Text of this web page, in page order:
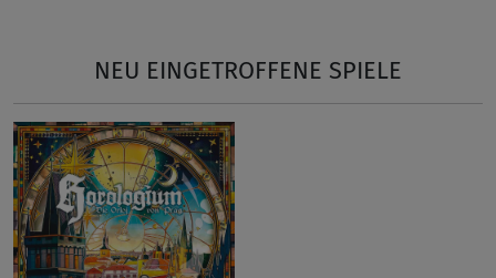
NEU EINGETROFFENE SPIELE